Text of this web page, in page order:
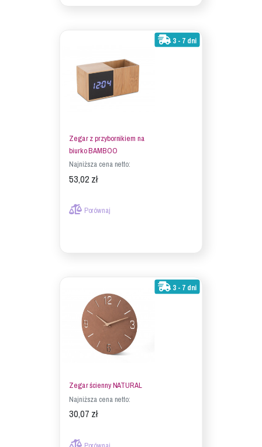
3 - 7 dni
Zegar z przybornikiem na
biurko BAMBOO
Najniższa cena netto:
53,02 zł
Porównaj
3 - 7 dni
Zegar ścienny NATURAL
Najniższa cena netto:
30,07 zł